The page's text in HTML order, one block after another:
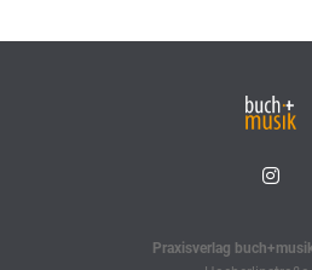
Praxisverlag